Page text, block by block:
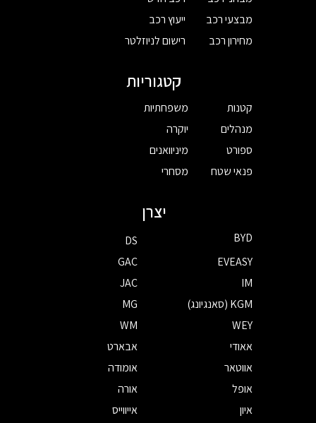
מבצעי רכב
מחירון רכב
ייעוץ רכב
רישום לניוזלטר
קטגוריות
קטנות
מנהלים
ספורט
פנאי שטח
משפחתיות
יוקרה
מיניוואנים
מסחרי
יצרן
BYD
DS
EVEASY
GAC
IM
JAC
KGM (סאנגיונג)
MG
WEY
WM
אאודי
אבארט
אווטאר
אומודה
אופל
אורה
איון
אייווייס